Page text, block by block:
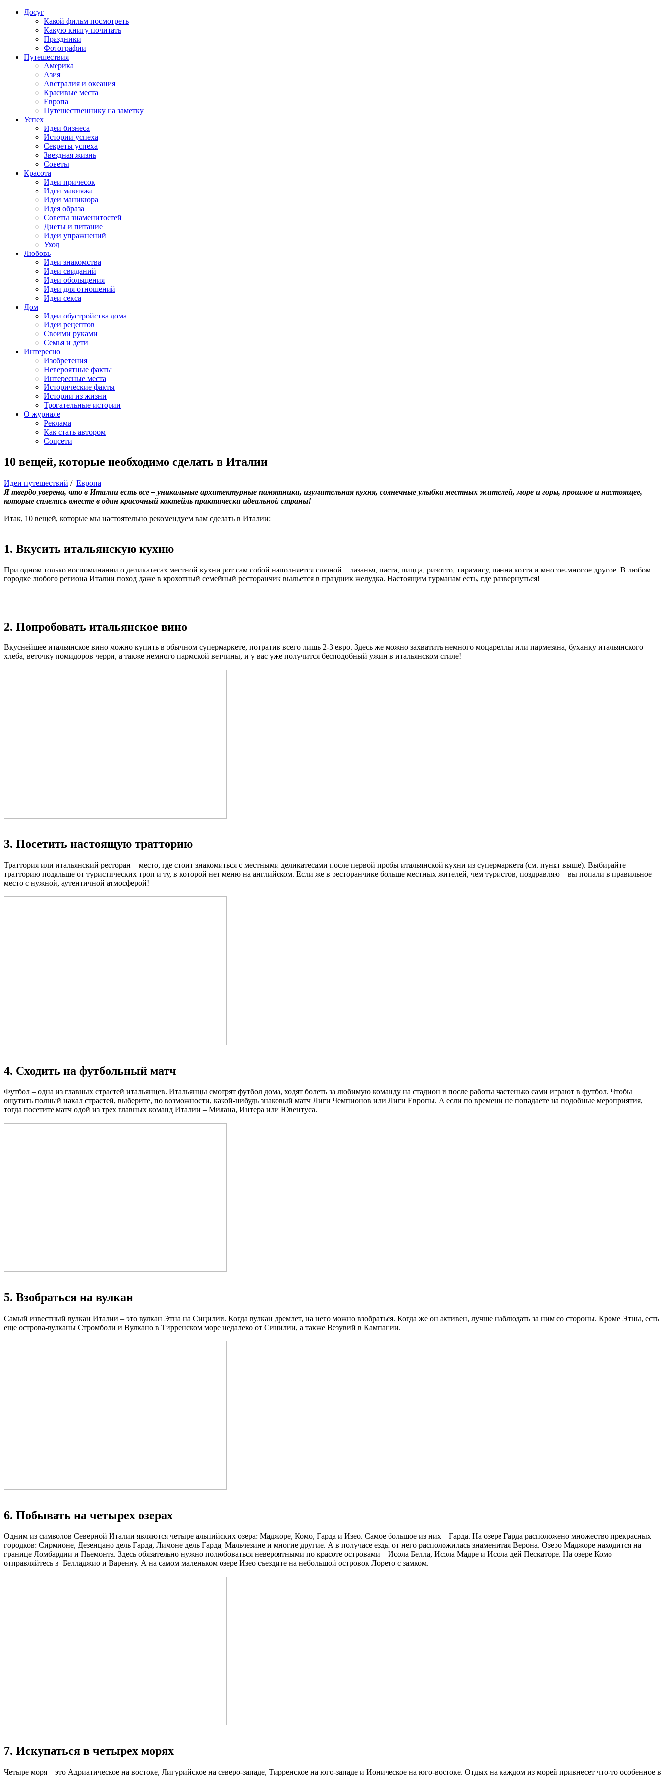
Досуг
Какой фильм посмотреть
Какую книгу почитать
Праздники
Фотографии
Путешествия
Америка
Азия
Австралия и океания
Красивые места
Европа
Путешественнику на заметку
Успех
Идеи бизнеса
Истории успеха
Секреты успеха
Звездная жизнь
Советы
Красота
Идеи причесок
Идеи макияжа
Идеи маникюра
Идея образа
Советы знаменитостей
Диеты и питание
Идеи упражнений
Уход
Любовь
Идеи знакомства
Идеи свиданий
Идеи обольщения
Идеи для отношений
Идеи секса
Дом
Идеи обустройства дома
Идеи рецептов
Своими руками
Семья и дети
Интересно
Изобретения
Невероятные факты
Интересные места
Исторические факты
Истории из жизни
Трогательные истории
О журнале
Реклама
Как стать автором
Соцсети
10 вещей, которые необходимо сделать в Италии
Идеи путешествий / Европа
Я твердо уверена, что в Италии есть все – уникальные архитектурные памятники, изумительная кухня, солнечные улыбки местных жителей, море и горы, прошлое и настоящее,
которые сплелись вместе в один красочный коктейль практически идеальной страны!
Итак, 10 вещей, которые мы настоятельно рекомендуем вам сделать в Италии:
1. Вкусить итальянскую кухню
При одном только воспоминании о деликатесах местной кухни рот сам собой наполняется слюной – лазанья, паста, пицца, ризотто, тирамису, панна котта и многое-многое другое. В любом
городке любого региона Италии поход даже в крохотный семейный ресторанчик выльется в праздник желудка. Настоящим гурманам есть, где развернуться!
2. Попробовать итальянское вино
Вкуснейшее итальянское вино можно купить в обычном супермаркете, потратив всего лишь 2-3 евро. Здесь же можно захватить немного моцареллы или пармезана, буханку итальянского
хлеба, веточку помидоров черри, а также немного пармской ветчины, и у вас уже получится бесподобный ужин в итальянском стиле!
3. Посетить настоящую тратторию
Траттория или итальянский ресторан – место, где стоит знакомиться с местными деликатесами после первой пробы итальянской кухни из супермаркета (см. пункт выше). Выбирайте
тратторию подальше от туристических троп и ту, в которой нет меню на английском. Если же в ресторанчике больше местных жителей, чем туристов, поздравляю – вы попали в правильное
место с нужной, аутентичной атмосферой!
4. Сходить на футбольный матч
Футбол – одна из главных страстей итальянцев. Итальянцы смотрят футбол дома, ходят болеть за любимую команду на стадион и после работы частенько сами играют в футбол. Чтобы
ощутить полный накал страстей, выберите, по возможности, какой-нибудь знаковый матч Лиги Чемпионов или Лиги Европы. А если по времени не попадаете на подобные мероприятия,
тогда посетите матч одой из трех главных команд Италии – Милана, Интера или Ювентуса.
5. Взобраться на вулкан
Самый известный вулкан Италии – это вулкан Этна на Сицилии. Когда вулкан дремлет, на него можно взобраться. Когда же он активен, лучше наблюдать за ним со стороны. Кроме Этны, есть
еще острова-вулканы Стромболи и Вулкано в Тирренском море недалеко от Сицилии, а также Везувий в Кампании.
6. Побывать на четырех озерах
Одним из символов Северной Италии являются четыре альпийских озера: Маджоре, Комо, Гарда и Изео. Самое большое из них – Гарда. На озере Гарда расположено множество прекрасных
городков: Сирмионе, Дезенцано дель Гарда, Лимоне дель Гарда, Мальчезине и многие другие. А в получасе езды от него расположилась знаменитая Верона. Озеро Маджоре находится на
границе Ломбардии и Пьемонта. Здесь обязательно нужно полюбоваться невероятными по красоте островами – Исола Белла, Исола Мадре и Исола дей Пескаторе. На озере Комо
отправляйтесь в Белладжио и Варенну. А на самом маленьком озере Изео съездите на небольшой островок Лорето с замком.
7. Искупаться в четырех морях
Четыре моря – это Адриатическое на востоке, Лигурийское на северо-западе, Тирренское на юго-западе и Ионическое на юго-востоке. Отдых на каждом из морей привнесет что-то особенное в